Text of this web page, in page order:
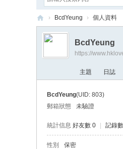
香
少
› BcdYeung › 個人資料
BcdYeung
https://
主題 日誌
BcdYeung(UID: 803)
郵箱狀態
未驗證
統計信息 好友數 0 記錄
性別 保密